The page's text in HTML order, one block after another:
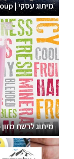
מיתוג עסקי | Trinity Group
מיתוג לרשת מזון Yolo